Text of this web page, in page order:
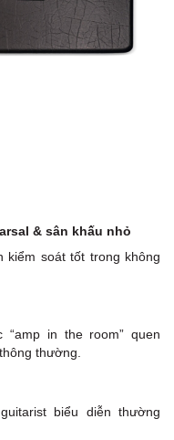
& sân khấu nhỏ
soát tốt trong không
“amp in the room” quen
thường.
biểu diễn thường